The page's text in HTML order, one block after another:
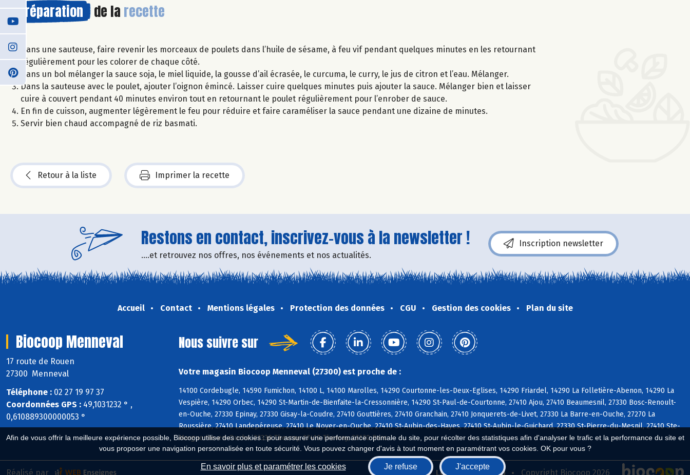
Afin de vous offrir la meilleure expérience possible, Biocoop utilise des cookies : pour assurer une performance optimale du site, pour récolter des statistiques afin d'analyser le trafic et la performance du site et
vous proposer une navigation personnalisée en toute sécurité. Vous pouvez changer d'avis à tout moment en paramétrant vos cookies. OK pour vous ?
En savoir plus et paramétrer les cookies Je refuse J'accepte
Préparation de la recette
Dans une sauteuse, faire revenir les morceaux de poulets dans l’huile de sésame, à feu vif pendant quelques minutes en les retournant
régulièrement pour les colorer de chaque côté.
Dans un bol mélanger la sauce soja, le miel liquide, la gousse d’ail écrasée, le curcuma, le curry, le jus de citron et l’eau. Mélanger.
Dans la sauteuse avec le poulet, ajouter l’oignon émincé. Laisser cuire quelques minutes puis ajouter la sauce. Mélanger bien et laisser
cuire à couvert pendant 40 minutes environ tout en retournant le poulet régulièrement pour l’enrober de sauce.
En fin de cuisson, augmenter légèrement le feu pour réduire et faire caraméliser la sauce pendant une dizaine de minutes.
Servir bien chaud accompagné de riz basmati.
Retour à la liste Imprimer la recette
Restons en contact, inscrivez-vous à la newsletter !
....et retrouvez nos offres, nos événements et nos actualités.
Inscription newsletter
Accueil Contact Mentions légales Protection des données CGU Gestion des cookies Plan du site
Biocoop Menneval
17 route de Rouen
27300 Menneval
Téléphone : 02 27 19 97 37
Coordonnées GPS : 49,1031232 ° ,
0,610889300000053 °
Nous suivre sur
Votre magasin Biocoop Menneval (27300) est proche de :
14100 Cordebugle, 14590 Fumichon, 14100 L, 14100 Marolles, 14290 Courtonne-les-Deux-Eglises, 14290 Friardel, 14290 La Folletière-Abenon, 14290 La
Vespière, 14290 Orbec, 14290 St-Martin-de-Bienfaite-la-Cressonnière, 14290 St-Paul-de-Courtonne, 27410 Ajou, 27410 Beaumesnil, 27330 Bosc-Renoult-
en-Ouche, 27330 Epinay, 27330 Gisay-la-Coudre, 27410 Gouttières, 27410 Granchain, 27410 Jonquerets-de-Livet, 27330 La Barre-en-Ouche, 27270 La
Roussière, 27410 Landepéreuse, 27410 Le Noyer-en-Ouche, 27410 St-Aubin-des-Hayes, 27410 St-Aubin-le-Guichard, 27330 St-Pierre-du-Mesnil, 27410 Ste-
Marguerite-en-Ouche, 27330 Thevray, 27410 Thevray, 27170 Barc
Biocoop.fr Le réseau Biocoop Copyright Biocoop 2026
Réalisé par